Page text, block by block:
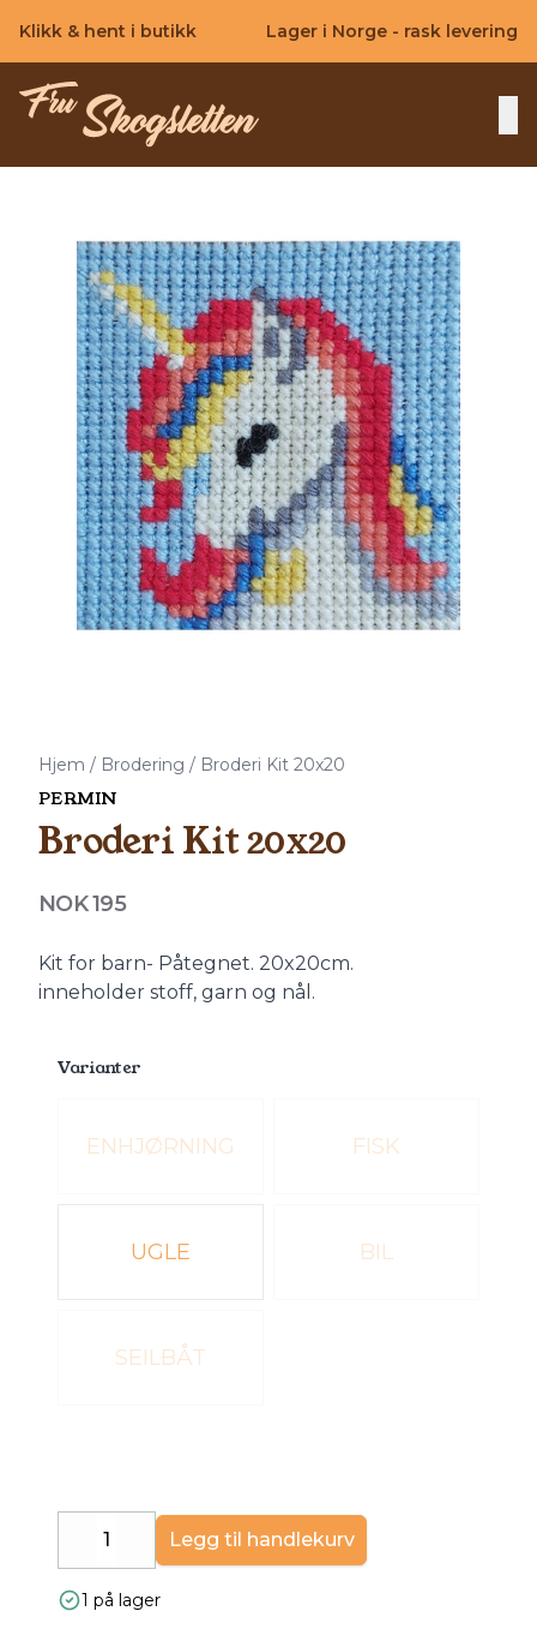
Klikk & hent i butikk Lager i Norge - rask levering
Hjem / Brodering / Broderi Kit 20x20
PERMIN
Broderi Kit 20x20
Produktdetaljer
NOK 195
Description
Kit for barn- Påtegnet. 20x20cm.
inneholder stoff, garn og nål.
Varianter
ENHJØRNING FISK
UGLE BIL
SEILBÅT
DecreaseIncrease
Legg til handlekurv
1 på lager